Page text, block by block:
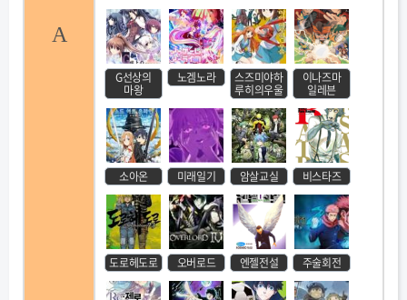
A
G선상의
마왕
노겜노라 스즈미야하
루히의우울
이나즈마
일레븐
소아온 미래일기 암살교실 비스타즈
도로헤도로 오버로드 엔젤전설 주술회전